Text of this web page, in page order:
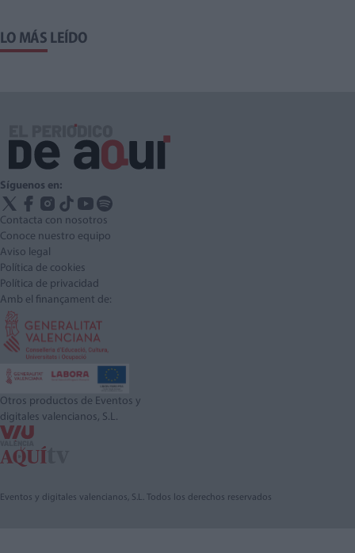
LO MÁS LEÍDO
Síguenos en:
Contacta con nosotros
Conoce nuestro equipo
Aviso legal
Política de cookies
Política de privacidad
Amb el finançament de:
Otros productos de Eventos y
digitales valencianos, S.L.
Eventos y digitales valencianos, S.L. Todos los derechos reservados